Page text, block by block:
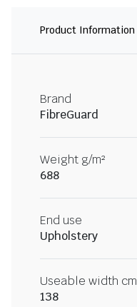
Product Information
Brand
FibreGuard
Weight g/m²
688
End use
Upholstery
Useable width cm
138